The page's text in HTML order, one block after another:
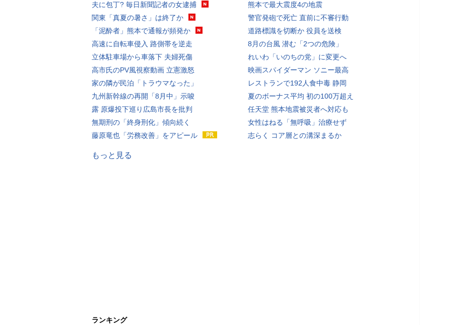
夫に包丁? 毎日新聞記者の女逮捕
関東「真夏の暑さ」は終了か
「泥酔者」熊本で通報が頻発か
高速に自転車侵入 路側帯を逆走
立体駐車場から車落下 夫婦死傷
高市氏のPV風視察動画 立憲激怒
家の隣が民泊「トラウマなった」
九州新幹線の再開「8月中」示唆
露 原爆投下巡り広島市長を批判
無期刑の「終身刑化」傾向続く
藤原竜也「労務改善」をアピール
熊本で最大震度4の地震
警官発砲で死亡 直前に不審行動
道路標識を切断か 役員を送検
8月の台風 潜む「2つの危険」
れいわ「いのちの党」に変更へ
映画スパイダーマン ソニー最高
レストランで192人食中毒 静岡
夏のボーナス平均 初の100万超え
任天堂 熊本地震被災者へ対応も
女性はねる「無呼吸」治療せず
志らく コア層との溝深まるか
もっと見る
ランキング